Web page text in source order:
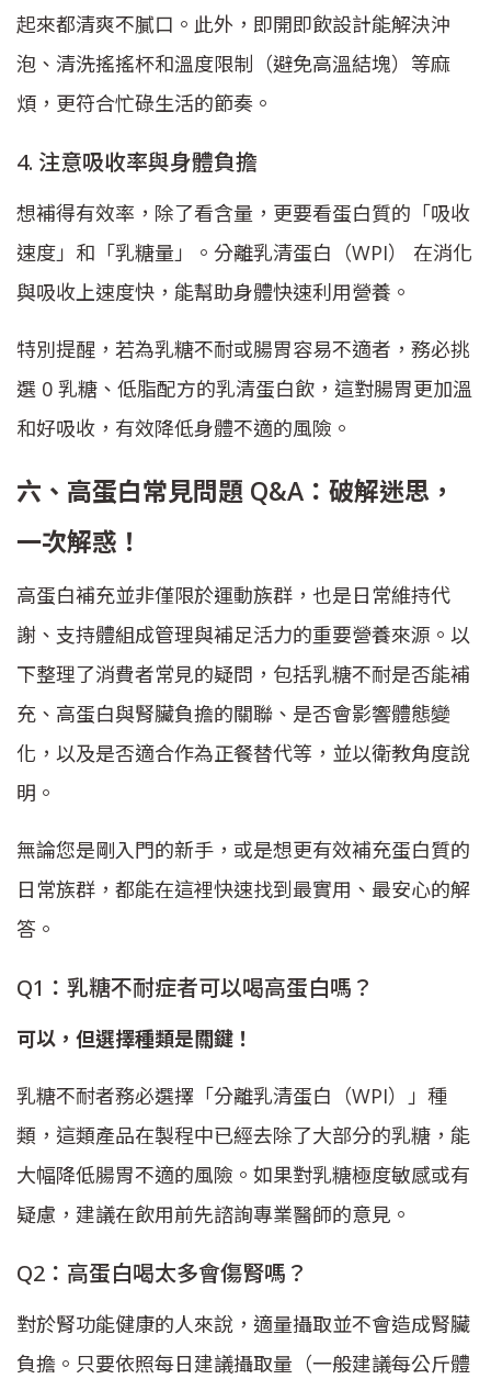
起來都清爽不膩口。此外，即開即飲設計能解決沖
泡、清洗搖搖杯和溫度限制（避免高溫結塊）等麻
煩，更符合忙碌生活的節奏。
4. 注意吸收率與身體負擔
想補得有效率，除了看含量，更要看蛋白質的「吸收
速度」和「乳糖量」。分離乳清蛋白（WPI） 在消化
與吸收上速度快，能幫助身體快速利用營養。
特別提醒，若為乳糖不耐或腸胃容易不適者，務必挑
選 0 乳糖、低脂配方的乳清蛋白飲，這對腸胃更加溫
和好吸收，有效降低身體不適的風險。
六、高蛋白常見問題 Q&A：破解迷思，
一次解惑！
高蛋白補充並非僅限於運動族群，也是日常維持代
謝、支持體組成管理與補足活力的重要營養來源。以
下整理了消費者常見的疑問，包括乳糖不耐是否能補
充、高蛋白與腎臟負擔的關聯、是否會影響體態變
化，以及是否適合作為正餐替代等，並以衛教角度說
明。
無論您是剛入門的新手，或是想更有效補充蛋白質的
日常族群，都能在這裡快速找到最實用、最安心的解
答。
Q1：乳糖不耐症者可以喝高蛋白嗎？
可以，但選擇種類是關鍵！
乳糖不耐者務必選擇「分離乳清蛋白（WPI）」種
類，這類產品在製程中已經去除了大部分的乳糖，能
大幅降低腸胃不適的風險。如果對乳糖極度敏感或有
疑慮，建議在飲用前先諮詢專業醫師的意見。
Q2：高蛋白喝太多會傷腎嗎？
對於腎功能健康的人來說，適量攝取並不會造成腎臟
負擔。只要依照每日建議攝取量（一般建議每公斤體